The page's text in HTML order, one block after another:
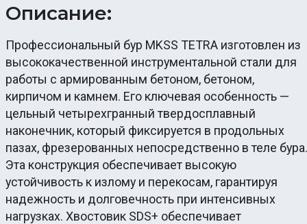
Описание:
Профессиональный бур MKSS TETRA изготовлен из
высококачественной инструментальной стали для
работы с армированным бетоном, бетоном,
кирпичом и камнем. Его ключевая особенность —
цельный четырехгранный твердосплавный
наконечник, который фиксируется в продольных
пазах, фрезерованных непосредственно в теле бура.
Эта конструкция обеспечивает высокую
устойчивость к излому и перекосам, гарантируя
надежность и долговечность при интенсивных
нагрузках. Хвостовик SDS+ обеспечивает